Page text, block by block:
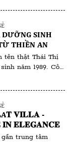
bây giờ làm
ít mà chiêu trò
thì nhiều không
nhiên, đã […]
SINH
THIỀN AN
tên thật Thái Thị
năm 1989. Cô
Với tấm lòng nhân
trì, cô đã và đang
[…]
𝐕𝐈𝐋𝐋𝐀 -
𝐈𝐍 𝐄𝐋𝐄𝐆𝐀𝐍𝐂𝐄
gần trung tâm